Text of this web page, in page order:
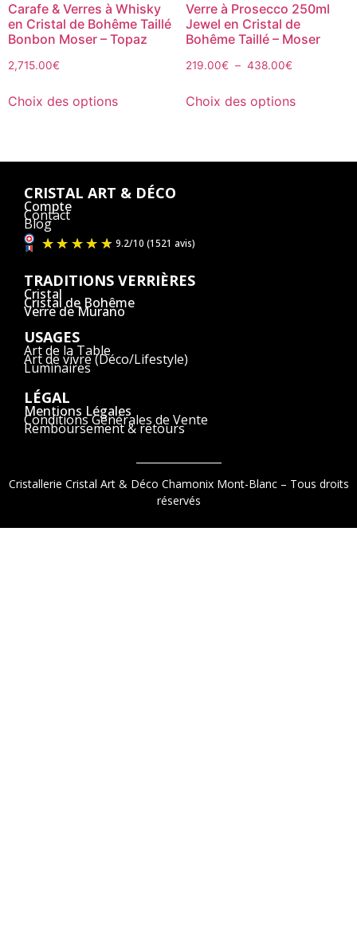
Carafe & Verres à Whisky
en Cristal de Bohême Taillé
Bonbon Moser – Topaz
2,715.00€
Choix des options
Verre à Prosecco 250ml
Jewel en Cristal de
Bohême Taillé – Moser
219.00€ – 438.00€
Choix des options
CRISTAL ART & DÉCO
Compte
Contact
Blog
TRADITIONS VERRIÈRES
Cristal
Cristal de Bohême
Verre de Murano
USAGES
Art de la Table
Art de vivre (Déco/Lifestyle)
Luminaires
LÉGAL
Mentions Légales
Conditions Générales de Vente
Remboursement & retours
Cristallerie Cristal Art & Déco Chamonix Mont-Blanc – Tous droits
réservés